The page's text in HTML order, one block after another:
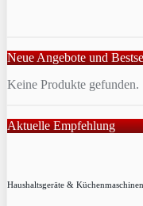
Neue Angebote und
Keine Produkte gefunden.
Aktuelle Empfehlung
Haushaltsgeräte & Küchenmaschinen